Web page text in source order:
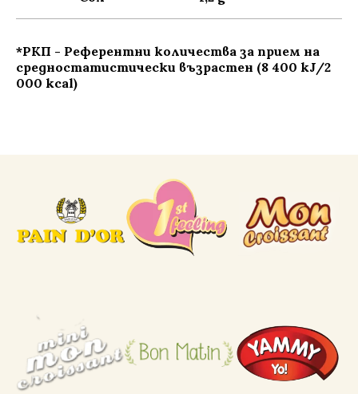
*РКП - Референтни количества за прием на
средностатистически възрастен (8 400 kJ/2
000 kcal)